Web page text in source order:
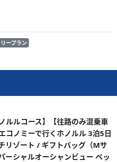
ープラン
ルルコース】【往路のみ混乗車
ノミーで行くホノルル 3泊5日
リゾート / ギフトバッグ（Mサ
シャルオーシャンビュー ベッ